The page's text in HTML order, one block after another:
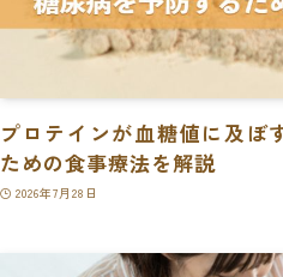
プロテインが血糖値に及ぼ
ための食事療法を解説
2026年7月28日